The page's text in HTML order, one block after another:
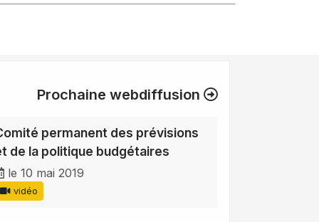
Prochaine webdiffusion
permanent des prévisions
de la politique budgétaires
le 10 mai 2019
vidéo